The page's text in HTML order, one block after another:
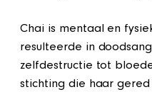
Chai is mentaal en
resulteerde in
zelfdestructie tot
stichting die haar